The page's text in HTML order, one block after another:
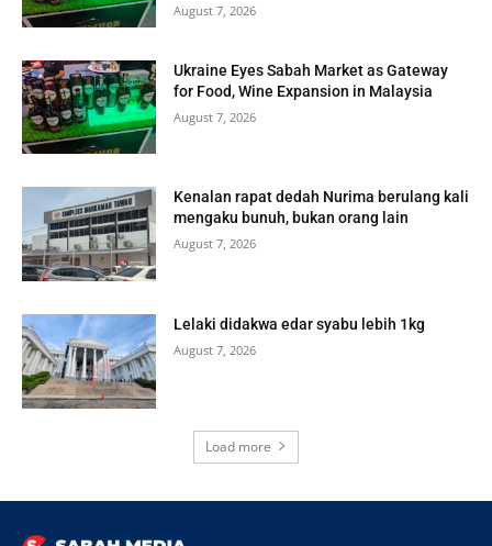
August 7, 2026
Ukraine Eyes Sabah Market as Gateway
for Food, Wine Expansion in Malaysia
August 7, 2026
Kenalan rapat dedah Nurima berulang kali
mengaku bunuh, bukan orang lain
August 7, 2026
Lelaki didakwa edar syabu lebih 1kg
August 7, 2026
Load more